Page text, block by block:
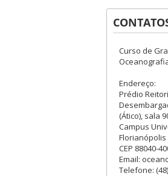
Curso de
Endereço:
Prédio
(Ático), sala
Campus
Florianópolis
CEP 88040-
Email:
Telefone: